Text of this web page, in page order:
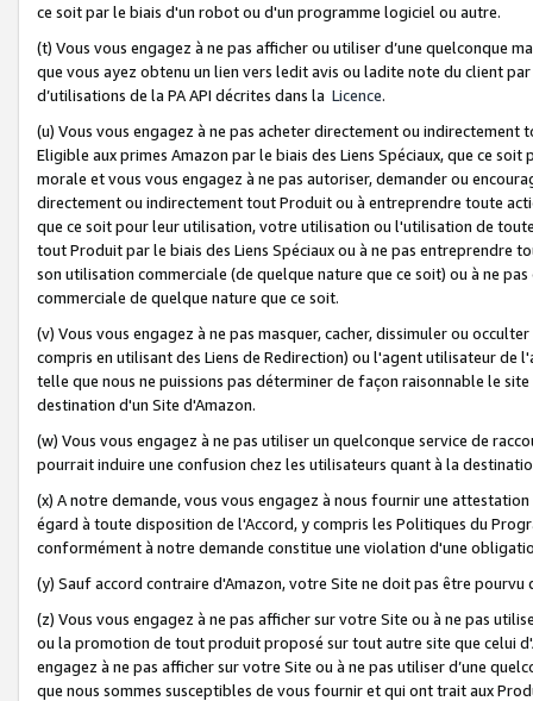
ce soit par le biais d'un robot ou d'un programme logiciel ou autre.
(t) Vous vous engagez à ne pas afficher ou utiliser d’une quelconque
que vous ayez obtenu un lien vers ledit avis ou ladite note du client
d’utilisations de la PA API décrites dans la Licence.
(u) Vous vous engagez à ne pas acheter directement ou
Eligible aux primes Amazon par le biais des Liens Spéciaux, que ce
morale et vous vous engagez à ne pas autoriser, demander ou
directement ou indirectement tout Produit ou à entreprendre toute
que ce soit pour leur utilisation, votre utilisation ou l'utilisation de
tout Produit par le biais des Liens Spéciaux ou à ne pas entreprendre
son utilisation commerciale (de quelque nature que ce soit) ou à ne
commerciale de quelque nature que ce soit.
(v) Vous vous engagez à ne pas masquer, cacher, dissimuler ou
compris en utilisant des Liens de Redirection) ou l'agent utilisateur
telle que nous ne puissions pas déterminer de façon raisonnable le
destination d'un Site d'Amazon.
(w) Vous vous engagez à ne pas utiliser un quelconque service de
pourrait induire une confusion chez les utilisateurs quant à la
(x) A notre demande, vous vous engagez à nous fournir une
égard à toute disposition de l'Accord, y compris les Politiques du
conformément à notre demande constitue une violation d'une
(y) Sauf accord contraire d'Amazon, votre Site ne doit pas être
(z) Vous vous engagez à ne pas afficher sur votre Site ou à ne pas
ou la promotion de tout produit proposé sur tout autre site que celui
engagez à ne pas afficher sur votre Site ou à ne pas utiliser d’une
que nous sommes susceptibles de vous fournir et qui ont trait aux